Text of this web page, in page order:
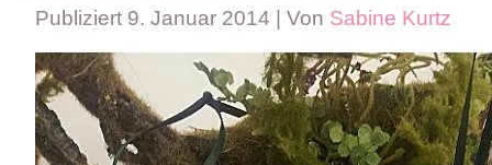
Publiziert 9. Januar 2014 Von Sabine Kurtz